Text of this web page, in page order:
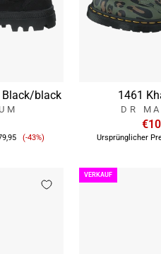
Black/black
Verkaufspreis
(-43%)
1461
DR
Ursprünglicher
VERKAUF